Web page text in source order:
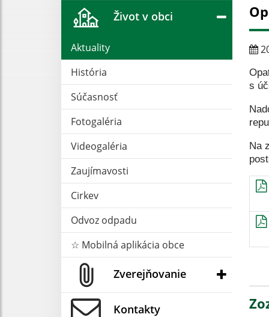
Život v obci
Aktuality
História
Súčasnosť
Fotogaléria
Videogaléria
Zaujímavosti
Cirkev
Odvoz odpadu
☆ Mobilná aplikácia obce
Zverejňovanie
Kontakty
s
Na